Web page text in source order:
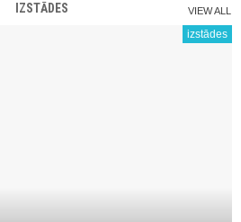
IZSTĀDES VIEW ALL
izstādes